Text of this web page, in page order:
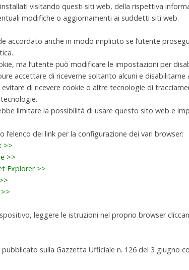
visitando questi siti web, della rispettiva
modifiche o aggiornamenti ai suddetti siti web.
accordato anche in modo implicito se l’utente
ma l’utente può modificare le impostazioni per
accettare di riceverne soltanto alcuni e disabilitarne
di ricevere cookie o altre tecnologie di
limitare la possibilità di usare questo sito web e
dei link per la configurazione dei vari browser:
>>
>>
Explorer >>
leggere le istruzioni nel proprio browser
sulla Gazzetta Ufficiale n. 126 del 3 giugno